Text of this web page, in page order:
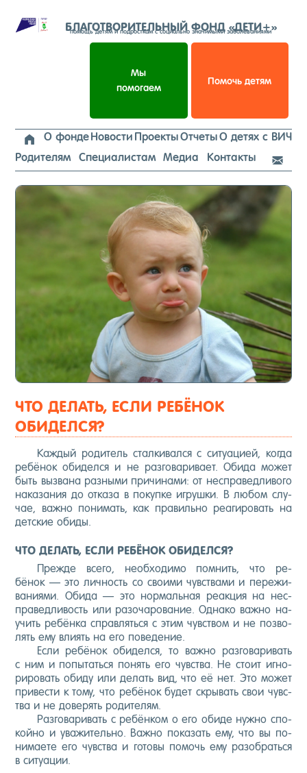
к
содержимому
БЛАГОТВОРИТЕЛЬНЫЙ ФОНД «ДЕТИ+»
помощь детям и подросткам с социально значимыми заболеваниями
Мы
помогаем
Помочь детям
 О фондеНовости ПроектыОтчетыО детях с ВИЧ
Родителям
Специалистам Медиа Контакты 
ЧТО ДЕЛАТЬ, ЕСЛИ РЕБЁНОК
ОБИДЕЛСЯ?
Каж­дый ро­дитель стал­ки­вал­ся с си­ту­аци­ей, ког­да
ре­бёнок оби­дел­ся и не раз­го­вари­ва­ет. Оби­да мо­жет
быть выз­ва­на раз­ны­ми при­чина­ми: от нес­пра­вед­ли­вого
на­каза­ния до от­ка­за в по­куп­ке иг­рушки. В лю­бом слу­
чае, важ­но по­нимать, как пра­виль­но ре­аги­ровать на
дет­ские оби­ды.
ЧТО ДЕЛАТЬ, ЕСЛИ РЕБЁНОК ОБИДЕЛСЯ?
Преж­де все­го, не­об­хо­димо пом­нить, что ре­
бёнок — это лич­ность со сво­ими чувс­тва­ми и пе­режи­
вани­ями. Оби­да — это нор­маль­ная ре­ак­ция на нес­
пра­вед­ли­вость или ра­зоча­рова­ние. Од­на­ко важ­но на­
учить ре­бён­ка справ­лять­ся с этим чувс­твом и не поз­во­
лять ему вли­ять на его по­веде­ние.
Ес­ли ре­бёнок оби­дел­ся, то важ­но раз­го­вари­вать
с ним и по­пытать­ся по­нять его чувс­тва. Не сто­ит иг­но­
риро­вать оби­ду или де­лать вид, что её нет. Это мо­жет
при­вес­ти к то­му, что ре­бёнок бу­дет скры­вать свои чувс­
тва и не до­верять ро­дите­лям.
Раз­го­вари­вать с ре­бён­ком о его оби­де нуж­но спо­
кой­но и ува­житель­но. Важ­но по­казать ему, что вы по­
нима­ете его чувс­тва и го­товы по­мочь ему ра­зоб­рать­ся
в си­ту­ации.